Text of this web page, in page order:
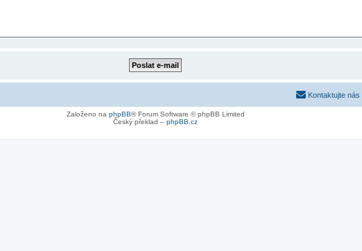
Kontaktujte nás
Založeno na phpBB® Forum Software © phpBB Limited
Český překlad – phpBB.cz